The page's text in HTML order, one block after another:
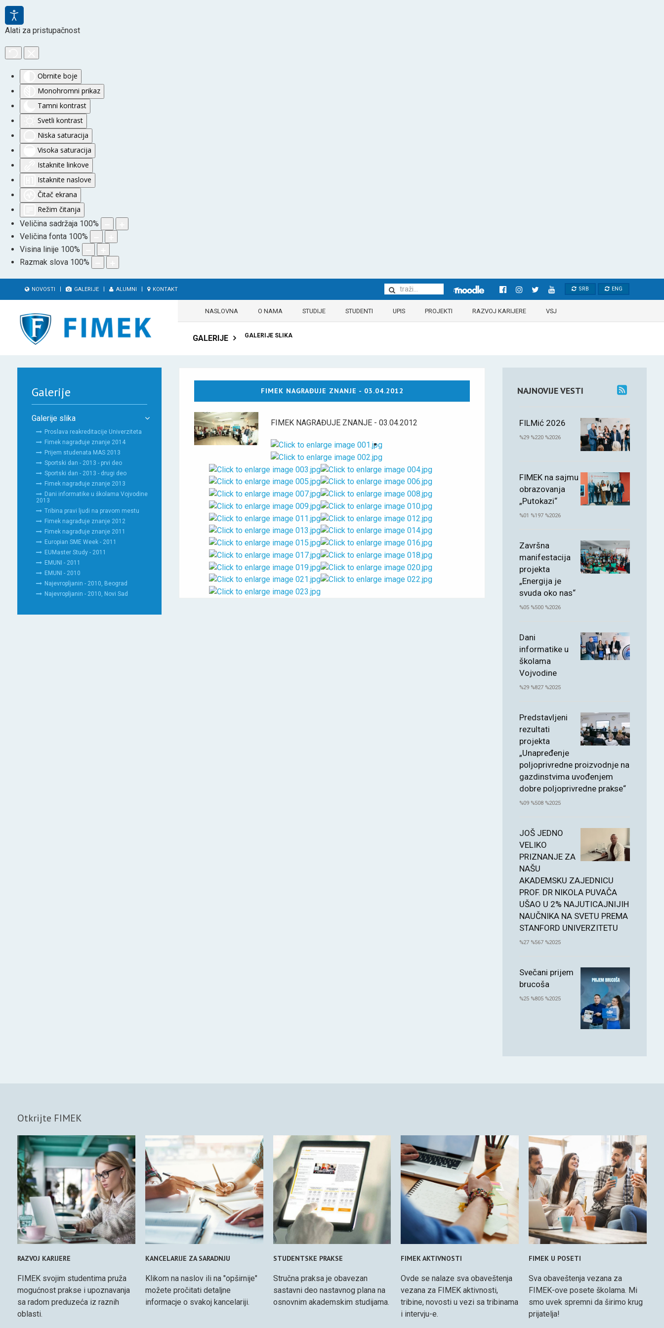
Alati za pristupačnost
Obrnite boje
Monohromni prikaz
Tamni kontrast
Svetli kontrast
Niska saturacija
Visoka saturacija
Istaknite linkove
Istaknite naslove
Čitač ekrana
Režim čitanja
Veličina sadržaja 100%
Veličina fonta 100%
Visina linije 100%
Razmak slova 100%
NOVOSTI GALERIJE ALUMNI KONTAKT SRB ENG
NASLOVNA O NAMA STUDIJE STUDENTI UPIS PROJEKTI RAZVOJ KARIJERE VSJ
GALERIJE GALERIJE SLIKA
FIMEK NAGRAĐUJE ZNANJE - 03.04.2012
FIMEK NAGRAĐUJE ZNANJE - 03.04.2012
Galerije
Galerije slika
Proslava reakreditacije Univerziteta
Fimek nagrađuje znanje 2014
Prijem studenata MAS 2013
Sportski dan - 2013 - prvi deo
Sportski dan - 2013 - drugi deo
Fimek nagrađuje znanje 2013
Dani informatike u školama Vojvodine
2013
Tribina pravi ljudi na pravom mestu
Fimek nagrađuje znanje 2012
Fimek nagrađuje znanje 2011
Europian SME Week - 2011
EUMaster Study - 2011
EMUNI - 2011
EMUNI - 2010
Najevropljanin - 2010, Beograd
Najevropljanin - 2010, Novi Sad
NAJNOVIJE VESTI
FILMić 2026
%29 %220 %2026
FIMEK na sajmu
obrazovanja
„Putokazi“
%01 %197 %2026
Završna
manifestacija
projekta
„Energija je
svuda oko nas“
%05 %500 %2026
Dani
informatike u
školama
Vojvodine
%29 %827 %2025
Predstavljeni
rezultati
projekta
„Unapređenje
poljoprivredne proizvodnje na
gazdinstvima uvođenjem
dobre poljoprivredne prakse“
%09 %508 %2025
JOŠ JEDNO
VELIKO
PRIZNANJE ZA
NAŠU
AKADEMSKU ZAJEDNICU
PROF. DR NIKOLA PUVAČA
UŠAO U 2% NAJUTICAJNIJIH
NAUČNIKA NA SVETU PREMA
STANFORD UNIVERZITETU
%27 %567 %2025
Svečani prijem
brucoša
%25 %805 %2025
Otkrijte FIMEK
RAZVOJ KARIJERE
FIMEK svojim studentima pruža
mogućnost prakse i upoznavanja
sa radom preduzeća iz raznih
oblasti.
KANCELARIJE ZA SARADNJU
Klikom na naslov ili na "opširnije"
možete pročitati detaljne
informacje o svakoj kancelariji.
STUDENTSKE PRAKSE
Stručna praksa je obavezan
sastavni deo nastavnog plana na
osnovnim akademskim studijama.
FIMEK AKTIVNOSTI
Ovde se nalaze sva obaveštenja
vezana za FIMEK aktivnosti,
tribine, novosti u vezi sa tribinama
i intervju-e.
FIMEK U POSETI
Sva obaveštenja vezana za
FIMEK-ove posete školama. Mi
smo uvek spremni da širimo krug
prijatelja!